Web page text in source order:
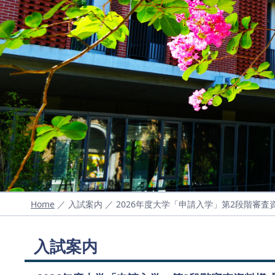
Home ／ 入試案内 ／ 2026年度大学「申請入学」第2段階審査
入試案内